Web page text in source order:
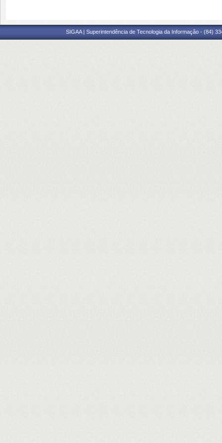
SIGAA | Superintendência de Tecnologia da Informação - (84)